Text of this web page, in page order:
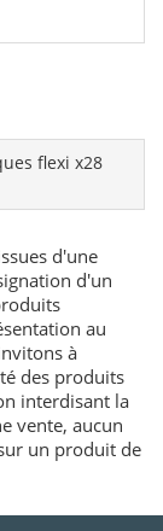
flexi x28
d'une
d'un
au
à
des produits
interdisant la
vente, aucun
un produit de